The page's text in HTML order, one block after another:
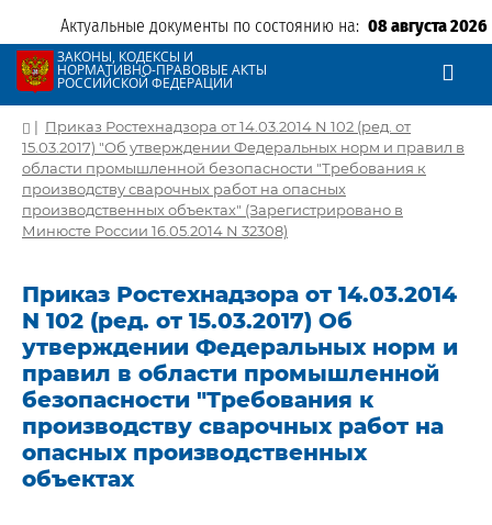
Актуальные документы по состоянию на: 08 августа 2026
ЗАКОНЫ, КОДЕКСЫ И
НОРМАТИВНО-ПРАВОВЫЕ АКТЫ
РОССИЙСКОЙ ФЕДЕРАЦИИ
| Приказ Ростехнадзора от 14.03.2014 N 102 (ред. от
15.03.2017) "Об утверждении Федеральных норм и правил в
области промышленной безопасности "Требования к
производству сварочных работ на опасных
производственных объектах" (Зарегистрировано в
Минюсте России 16.05.2014 N 32308)
Приказ Ростехнадзора от 14.03.2014
N 102 (ред. от 15.03.2017) Об
утверждении Федеральных норм и
правил в области промышленной
безопасности "Требования к
производству сварочных работ на
опасных производственных
объектах